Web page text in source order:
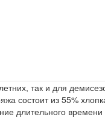
так и для
состоит из 55%
длительного